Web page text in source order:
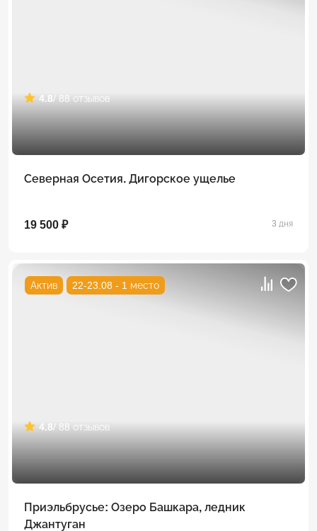
4.8/ 88 отзывов
Северная Осетия. Дигорское ущелье
19 500 ₽ 3 дня
Актив 22-23.08 - 1 место
4.8/ 88 отзывов
Приэльбрусье: Озеро Башкара, ледник
Джантуган